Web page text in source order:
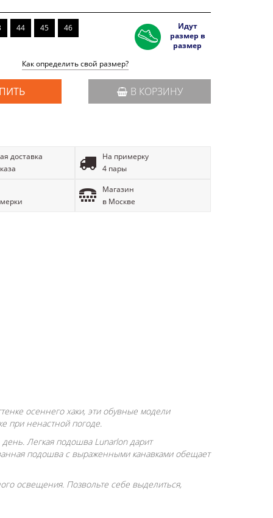
44 45 46
Идут
размер в
размер
Как определить свой размер?
В КОРЗИНУ
доставка
На примерку
4 пары
Магазин
в Москве
осеннего хаки, эти обувные модели
при ненастной погоде.
Легкая подошва Lunarlon дарит
подошва с выраженными канавками обещает
освещения. Позвольте себе выделиться,